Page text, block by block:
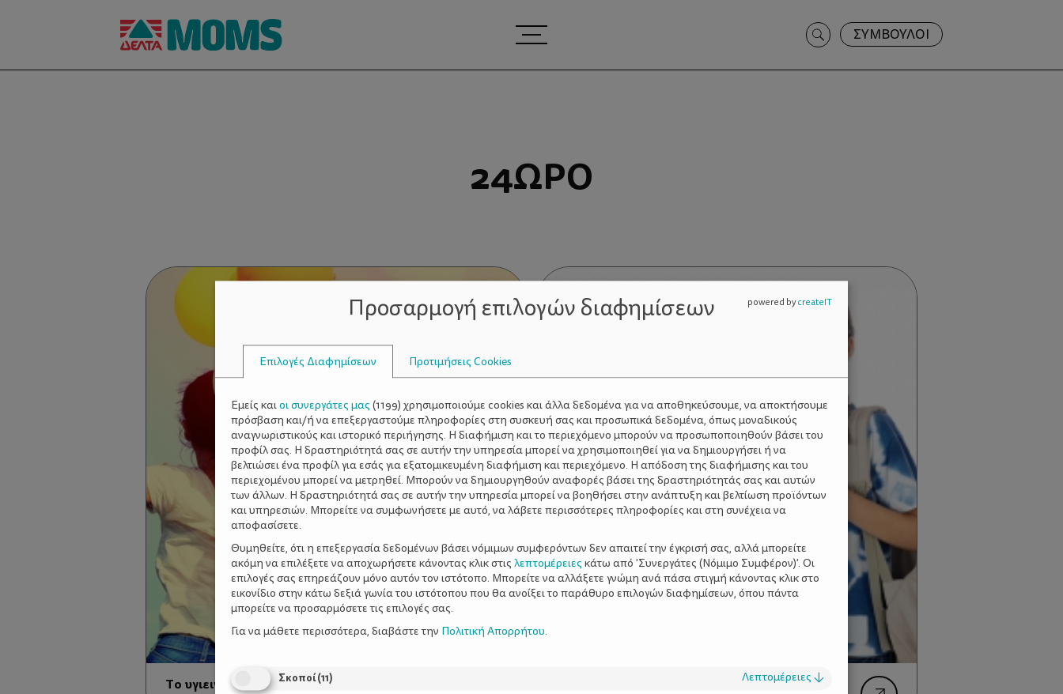
Search
for:
ΣΥΜΒΟΥΛΟΙ
24ΩΡΟ
Το υγιεινό 24ωρο μιας μαμάς!
Οργανώστε το πρόγραμμα της χρονιάς –Πώς
Προσαρμογή επιλογών διαφημίσεων
Επιλογές Διαφημίσεων Προτιμήσεις Cookies
Εμείς καιοι συνεργάτες μας (1199) χρησιμοποιούμε cookies και άλλα δεδομένα για να αποθηκεύσουμε, να αποκτήσουμε
πρόσβαση και/ή να επεξεργαστούμε πληροφορίες στη συσκευή σας και προσωπικά δεδομένα, όπως μοναδικούς
αναγνωριστικούς και ιστορικό περιήγησης. Η διαφήμιση και το περιεχόμενο μπορούν να προσωποποιηθούν βάσει του
προφίλ σας. Η δραστηριότητά σας σε αυτήν την υπηρεσία μπορεί να χρησιμοποιηθεί για να δημιουργήσει ή να
βελτιώσει ένα προφίλ για εσάς για εξατομικευμένη διαφήμιση και περιεχόμενο. Η απόδοση της διαφήμισης και του
περιεχομένου μπορεί να μετρηθεί. Μπορούν να δημιουργηθούν αναφορές βάσει της δραστηριότητάς σας και αυτών
των άλλων. Η δραστηριότητά σας σε αυτήν την υπηρεσία μπορεί να βοηθήσει στην ανάπτυξη και βελτίωση προϊόντων
και υπηρεσιών. Μπορείτε να συμφωνήσετε με αυτό, να λάβετε περισσότερες πληροφορίες και στη συνέχεια να
αποφασίσετε.
Θυμηθείτε, ότι η επεξεργασία δεδομένων βάσει νόμιμων συμφερόντων δεν απαιτεί την έγκρισή σας, αλλά μπορείτε
ακόμη να επιλέξετε να αποχωρήσετε κάνοντας κλικ στις λεπτομέρειες κάτω από 'Συνεργάτες (Νόμιμο Συμφέρον)'. Οι
επιλογές σας επηρεάζουν μόνο αυτόν τον ιστότοπο. Μπορείτε να αλλάξετε γνώμη ανά πάσα στιγμή κάνοντας κλικ στο
εικονίδιο στην κάτω δεξιά γωνία του ιστότοπου που θα ανοίξει το παράθυρο επιλογών διαφημίσεων, όπου πάντα
μπορείτε να προσαρμόσετε τις επιλογές σας.
Για να μάθετε περισσότερα, διαβάστε την Πολιτική Απορρήτου.
Σκοποί(11) Λεπτομέρειες ↓
powered bycreateIT